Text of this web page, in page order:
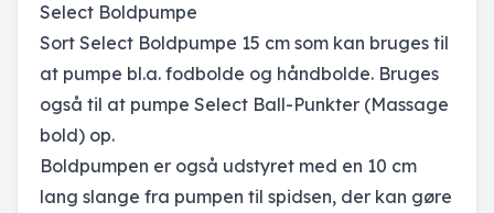
Select Boldpumpe
Sort Select Boldpumpe 15 cm som kan bruges til
at pumpe bl.a. fodbolde og håndbolde. Bruges
også til at pumpe Select Ball-Punkter (Massage
bold) op.
Boldpumpen er også udstyret med en 10 cm
lang slange fra pumpen til spidsen, der kan gøre